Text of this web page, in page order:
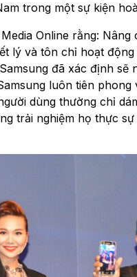
trong một sự kiện
Online rằng:
lý và tôn chỉ hoạt
đã xác định sẽ
luôn tiên
dùng thường chỉ
trải nghiệm họ thực